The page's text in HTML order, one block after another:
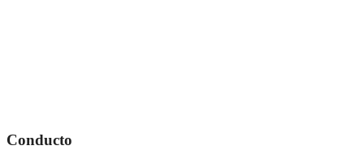
Conducto